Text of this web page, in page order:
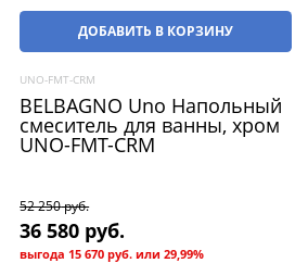
ДОБАВИТЬ В КОРЗИНУ
UNO-FMT-CRM
BELBAGNO Uno Напольный
смеситель для ванны, хром
UNO-FMT-CRM
52 250 руб.
36 580 руб.
выгода 15 670 руб. или29,99%